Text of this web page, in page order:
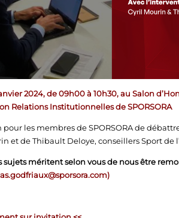
2024, de 09h00 à 10h30, au Salon
Relations Institutionnelles de SPORSORA
pour les membres de SPORSORA de
et de Thibault Deloye, conseillers Sport de
sujets méritent selon vous de nous être
)